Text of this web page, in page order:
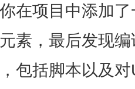
在项目中添加
素，最后发现
包括脚本以及